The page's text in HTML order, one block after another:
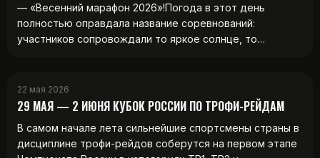
— «Весенний марафон 2026»!Погода в этот день
полностью оправдала название соревнований:
участников сопровождали то яркое солнце, то…
22 мая 2026
29 МАЯ — 2 ИЮНЯ КУБОК РОССИИ ПО ТРОФИ-РЕЙДАМ
В самом начале лета сильнейшие спортсмены страны в
дисциплине трофи-рейдов соберутся на первом этапе